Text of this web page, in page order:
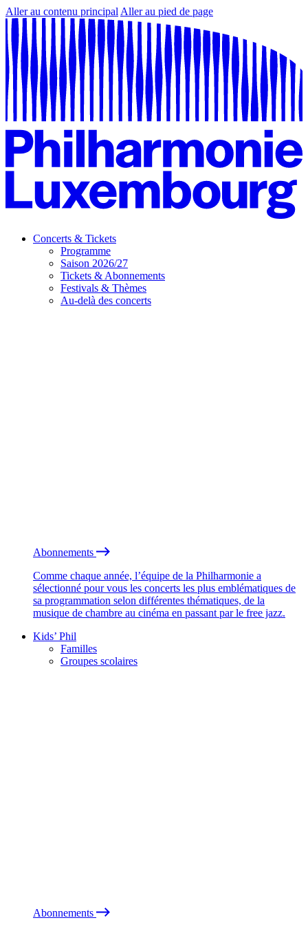
Aller au contenu principal Aller au pied de page
Concerts & Tickets
Programme
Saison 2026/27
Tickets & Abonnements
Festivals & Thèmes
Au-delà des concerts
Abonnements
Comme chaque année, l’équipe de la Philharmonie a
sélectionné pour vous les concerts les plus emblématiques de
sa programmation selon différentes thématiques, de la
musique de chambre au cinéma en passant par le free jazz.
Kids’ Phil
Familles
Groupes scolaires
Abonnements